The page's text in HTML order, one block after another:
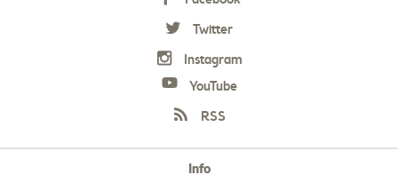
Twitter
Instagram
YouTube
RSS
Info